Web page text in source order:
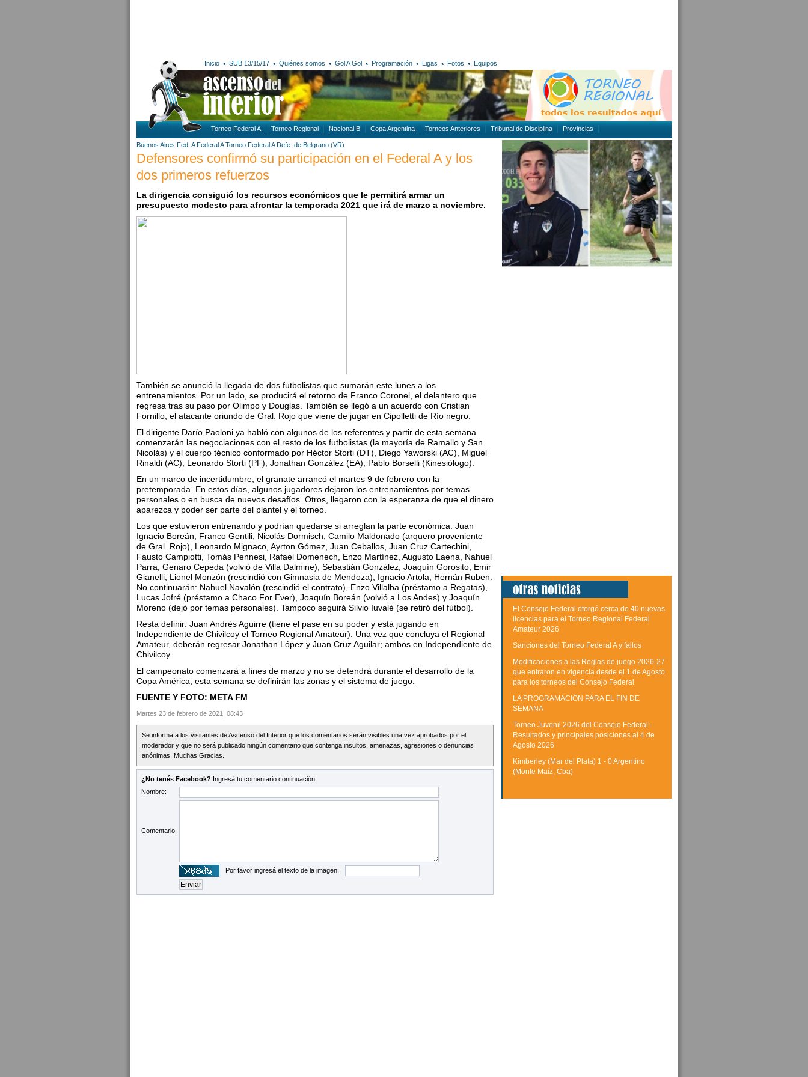
Inicio SUB 13/15/17 Quiénes somos Gol A Gol Programación Ligas Fotos Equipos
Torneo Federal A Torneo Regional Nacional B Copa Argentina Torneos Anteriores Tribunal de Disciplina Provincias
Buenos Aires Fed. A Federal A Torneo Federal A Defe. de Belgrano (VR)
Defensores confirmó su participación en el Federal A y los
dos primeros refuerzos
La dirigencia consiguió los recursos económicos que le permitirá armar un
presupuesto modesto para afrontar la temporada 2021 que irá de marzo a noviembre.
También se anunció la llegada de dos futbolistas que sumarán este lunes a los
entrenamientos. Por un lado, se producirá el retorno de Franco Coronel, el delantero que
regresa tras su paso por Olimpo y Douglas. También se llegó a un acuerdo con Cristian
Fornillo, el atacante oriundo de Gral. Rojo que viene de jugar en Cipolletti de Río negro.
El dirigente Darío Paoloni ya habló con algunos de los referentes y partir de esta semana
comenzarán las negociaciones con el resto de los futbolistas (la mayoría de Ramallo y San
Nicolás) y el cuerpo técnico conformado por Héctor Storti (DT), Diego Yaworski (AC), Miguel
Rinaldi (AC), Leonardo Storti (PF), Jonathan González (EA), Pablo Borselli (Kinesiólogo).
En un marco de incertidumbre, el granate arrancó el martes 9 de febrero con la
pretemporada. En estos días, algunos jugadores dejaron los entrenamientos por temas
personales o en busca de nuevos desafíos. Otros, llegaron con la esperanza de que el dinero
aparezca y poder ser parte del plantel y el torneo.
Los que estuvieron entrenando y podrían quedarse si arreglan la parte económica: Juan
Ignacio Boreán, Franco Gentili, Nicolás Dormisch, Camilo Maldonado (arquero proveniente
de Gral. Rojo), Leonardo Mignaco, Ayrton Gómez, Juan Ceballos, Juan Cruz Cartechini,
Fausto Campiotti, Tomás Pennesi, Rafael Domenech, Enzo Martínez, Augusto Laena, Nahuel
Parra, Genaro Cepeda (volvió de Villa Dalmine), Sebastián González, Joaquín Gorosito, Emir
Gianelli, Lionel Monzón (rescindió con Gimnasia de Mendoza), Ignacio Artola, Hernán Ruben.
No continuarán: Nahuel Navalón (rescindió el contrato), Enzo Villalba (préstamo a Regatas),
Lucas Jofré (préstamo a Chaco For Ever), Joaquín Boreán (volvió a Los Andes) y Joaquín
Moreno (dejó por temas personales). Tampoco seguirá Silvio Iuvalé (se retiró del fútbol).
Resta definir: Juan Andrés Aguirre (tiene el pase en su poder y está jugando en
Independiente de Chivilcoy el Torneo Regional Amateur). Una vez que concluya el Regional
Amateur, deberán regresar Jonathan López y Juan Cruz Aguilar; ambos en Independiente de
Chivilcoy.
El campeonato comenzará a fines de marzo y no se detendrá durante el desarrollo de la
Copa América; esta semana se definirán las zonas y el sistema de juego.
FUENTE Y FOTO: META FM
Martes 23 de febrero de 2021, 08:43
Se informa a los visitantes de Ascenso del Interior que los comentarios serán visibles una vez aprobados por el
moderador y que no será publicado ningún comentario que contenga insultos, amenazas, agresiones o denuncias
anónimas. Muchas Gracias.
¿No tenés Facebook? Ingresá tu comentario continuación:
Nombre:
Comentario:
Por favor ingresá el texto de la imagen:
El Consejo Federal otorgó cerca de 40 nuevas
licencias para el Torneo Regional Federal
Amateur 2026
Sanciones del Torneo Federal A y fallos
Modificaciones a las Reglas de juego 2026-27
que entraron en vigencia desde el 1 de Agosto
para los torneos del Consejo Federal
LA PROGRAMACIÓN PARA EL FIN DE
SEMANA
Torneo Juvenil 2026 del Consejo Federal -
Resultados y principales posiciones al 4 de
Agosto 2026
Kimberley (Mar del Plata) 1 - 0 Argentino
(Monte Maíz, Cba)